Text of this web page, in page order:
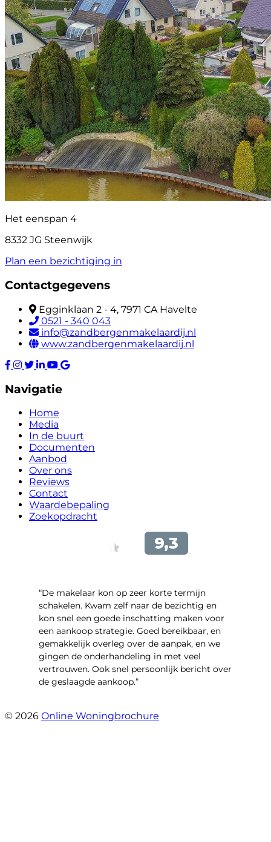
Het eenspan 4
8332 JG Steenwijk
Plan een bezichtiging in
Contactgegevens
Egginklaan 2 - 4, 7971 CA Havelte
0521 - 340 043
info@zandbergenmakelaardij.nl
www.zandbergenmakelaardij.nl
Navigatie
Home
Media
In de buurt
Documenten
Aanbod
Over ons
Reviews
Contact
Waardebepaling
Zoekopdracht
“De makelaar kon op zeer korte termijn
schakelen. Kwam zelf naar de bezichtig en
kon snel een goede inschatting maken voor
een aankoop strategie. Goed bereikbaar, en
gemakkelijk overleg over de aanpak, en we
gingen de onderhandeling in met veel
vertrouwen. Ook snel persoonlijk bericht over
de geslaagde aankoop.”
© 2026 Online Woningbrochure